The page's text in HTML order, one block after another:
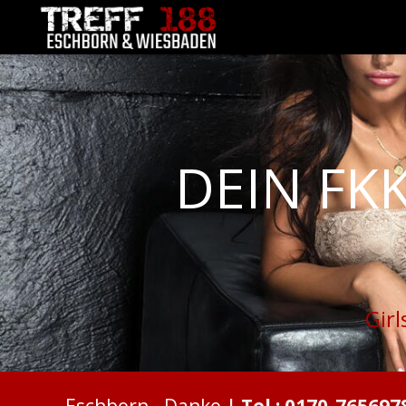
DEIN FKK
DEIN FKK